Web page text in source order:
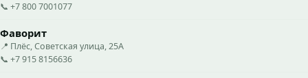
📞 +7 800 7001077
Фаворит
📍 Плёс, Советская улица, 25А
📞 +7 915 8156636